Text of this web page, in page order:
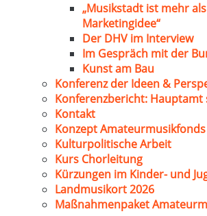
„Musikstadt ist mehr
Marketingidee“
Der DHV im Interview
Im Gespräch mit der
Kunst am Bau
Konferenz der Ideen &
Konferenzbericht: Hauptamt
Kontakt
Konzept Amateurmusikfonds
Kulturpolitische Arbeit
Kurs Chorleitung
Kürzungen im Kinder- und
Landmusikort 2026
Maßnahmenpaket